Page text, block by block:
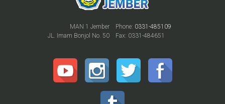
Phone: 0331-485109
Fax: 0331-484651
MAN 1 Jember
JL. Imam Bonjol No. 50